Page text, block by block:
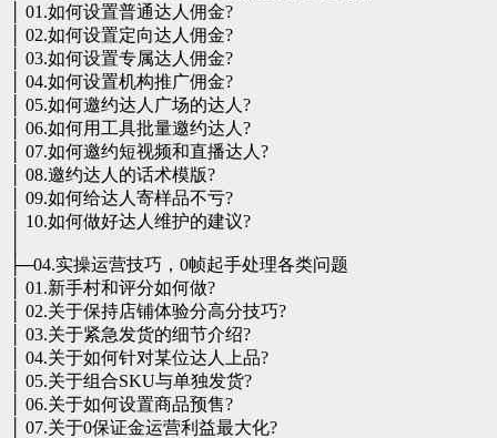
│ 01.如何设置普通达人佣金?
│ 02.如何设置定向达人佣金?
│ 03.如何设置专属达人佣金?
│ 04.如何设置机构推广佣金?
│ 05.如何邀约达人广场的达人?
│ 06.如何用工具批量邀约达人?
│ 07.如何邀约短视频和直播达人?
│ 08.邀约达人的话术模版?
│ 09.如何给达人寄样品不亏?
│ 10.如何做好达人维护的建议?
├─04.实操运营技巧，0帧起手处理各类问题
│ 01.新手村和评分如何做?
│ 02.关于保持店铺体验分高分技巧?
│ 03.关于紧急发货的细节介绍?
│ 04.关于如何针对某位达人上品?
│ 05.关于组合SKU与单独发货?
│ 06.关于如何设置商品预售?
│ 07.关于0保证金运营利益最大化?